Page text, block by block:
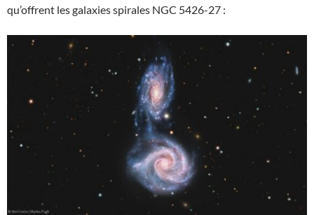
qu’offrent les galaxies spirales NGC 5426-27 :